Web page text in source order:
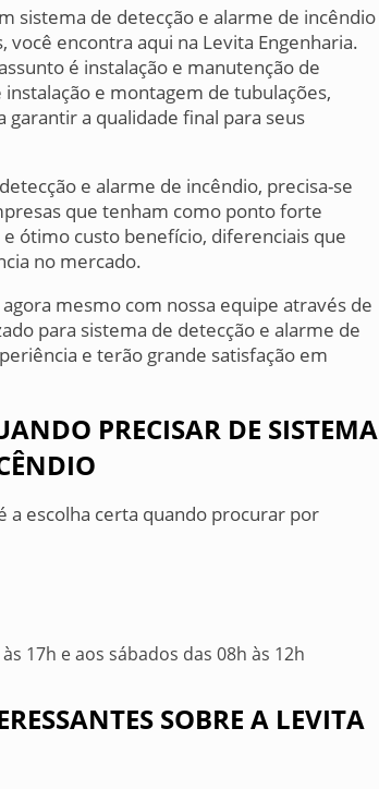
sistema de detecção e alarme de incêndio
encontra aqui na Levita Engenharia.
é instalação e manutenção de
e montagem de tubulações,
a qualidade final para seus
e alarme de incêndio, precisa-se
que tenham como ponto forte
ótimo custo benefício, diferenciais que
no mercado.
mesmo com nossa equipe através de
para sistema de detecção e alarme de
e terão grande satisfação em
PRECISAR DE SISTEMA
a escolha certa quando procurar por
17h e aos sábados das 08h às 12h
SOBRE A LEVITA